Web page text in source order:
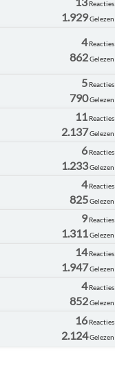
Reacties
1.929Gelezen
4Reacties
862Gelezen
5 Reacties
790Gelezen
11 Reacties
2.137Gelezen
6Reacties
1.233Gelezen
4Reacties
825Gelezen
9Reacties
1.311 Gelezen
14Reacties
1.947Gelezen
4Reacties
852Gelezen
16Reacties
2.124Gelezen